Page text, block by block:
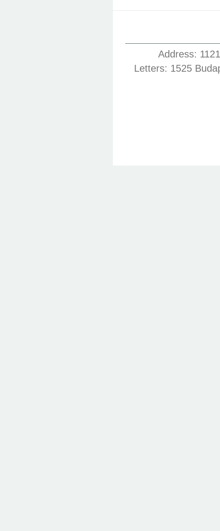
Address:
Letters: 1525